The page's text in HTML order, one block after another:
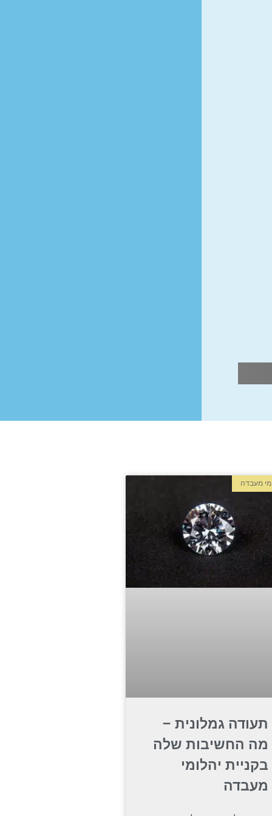
מעבדה
תעודה גמלונית –
מה החשיבות שלה
בקניית יהלומי
מעבדה